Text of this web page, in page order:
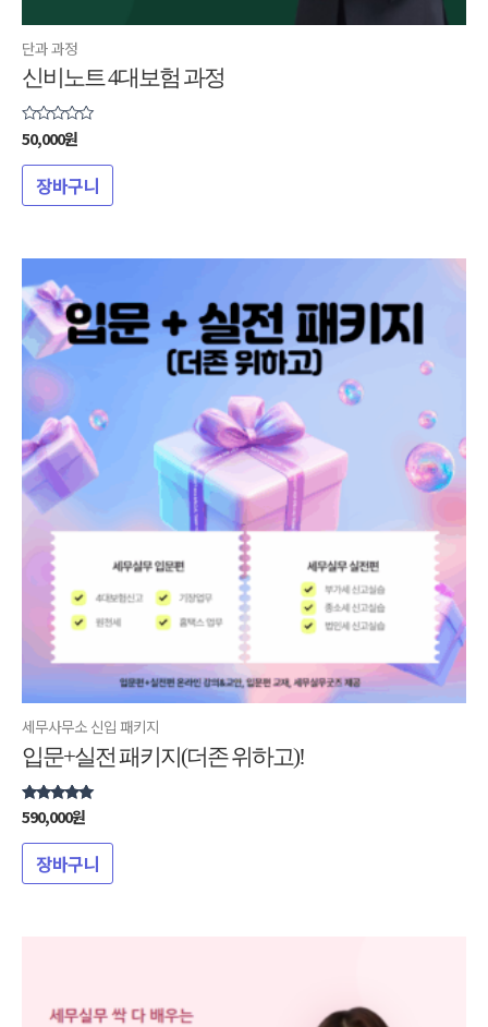
단과 과정
신비노트 4대보험 과정
5
중에서
0
평가됨
50,000원
장바구니
세무사무소 신입 패키지
입문+실전 패키지(더존 위하고)!
5 중에서
5.00
로 평가됨
590,000원
장바구니